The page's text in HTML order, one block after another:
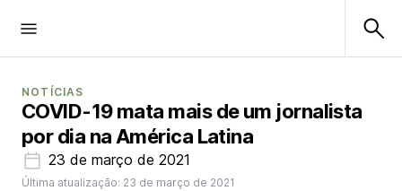
NOTÍCIAS
COVID-19 mata mais de um jornalista
por dia na América Latina
23 de março de 2021
Última atualização: 23 de março de 2021